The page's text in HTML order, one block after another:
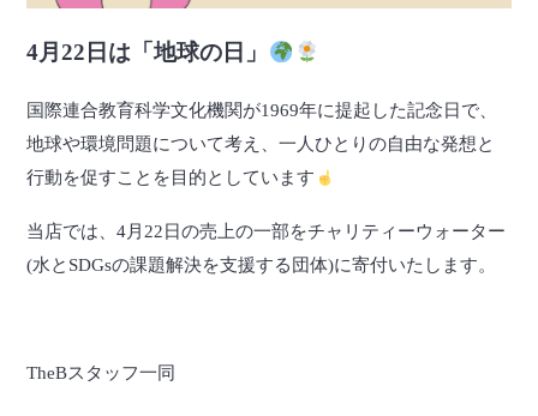
4月22日は「地球の日」
国際連合教育科学文化機関が1969年に提起した記念日で、
地球や環境問題について考え、一人ひとりの自由な発想と
行動を促すことを目的としています
当店では、4月22日の売上の一部をチャリティーウォーター
(水とSDGsの課題解決を支援する団体)に寄付いたします。
TheBスタッフ一同